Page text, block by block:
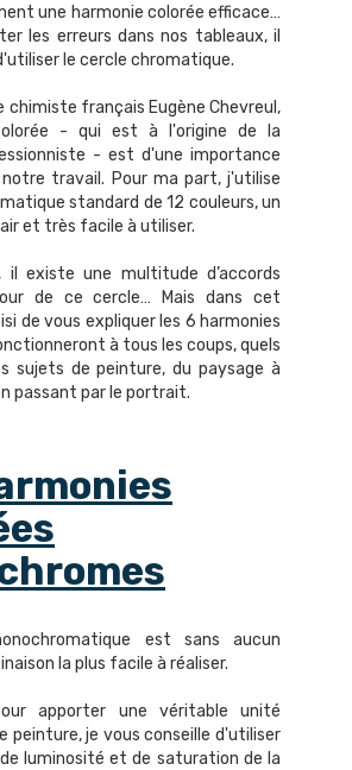
une harmonie colorée efficace…
les erreurs dans nos tableaux, il
le cercle chromatique.
chimiste français Eugène Chevreul,
- qui est à l'origine de la
- est d'une importance
travail. Pour ma part, j'utilise
standard de 12 couleurs, un
et très facile à utiliser.
il existe une multitude d’accords
de ce cercle… Mais dans cet
de vous expliquer les 6 harmonies
à tous les coups, quels
sujets de peinture, du paysage à
passant par le portrait.
est sans aucun
la plus facile à réaliser.
apporter une véritable unité
peinture, je vous conseille d'utiliser
luminosité et de saturation de la